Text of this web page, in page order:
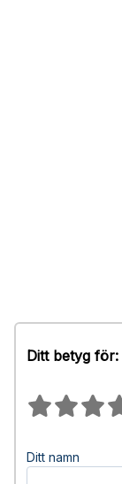
Ditt betyg för:
Ditt namn